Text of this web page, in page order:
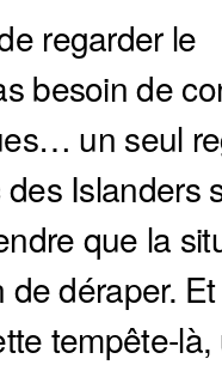
regarder le
besoin de
un seul
Islanders
que la
de déraper.
tempête-là,